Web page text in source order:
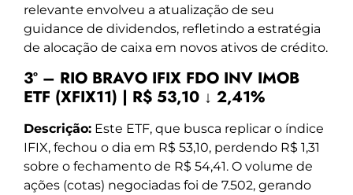
relevante envolveu a atualização de seu
guidance de dividendos, refletindo a estratégia
de alocação de caixa em novos ativos de crédito.
3º – RIO BRAVO IFIX FDO INV IMOB
ETF (XFIX11) | R$ 53,10 ↓ 2,41%
Descrição: Este ETF, que busca replicar o índice
IFIX, fechou o dia em R$ 53,10, perdendo R$ 1,31
sobre o fechamento de R$ 54,41. O volume de
ações (cotas) negociadas foi de 7.502, gerando